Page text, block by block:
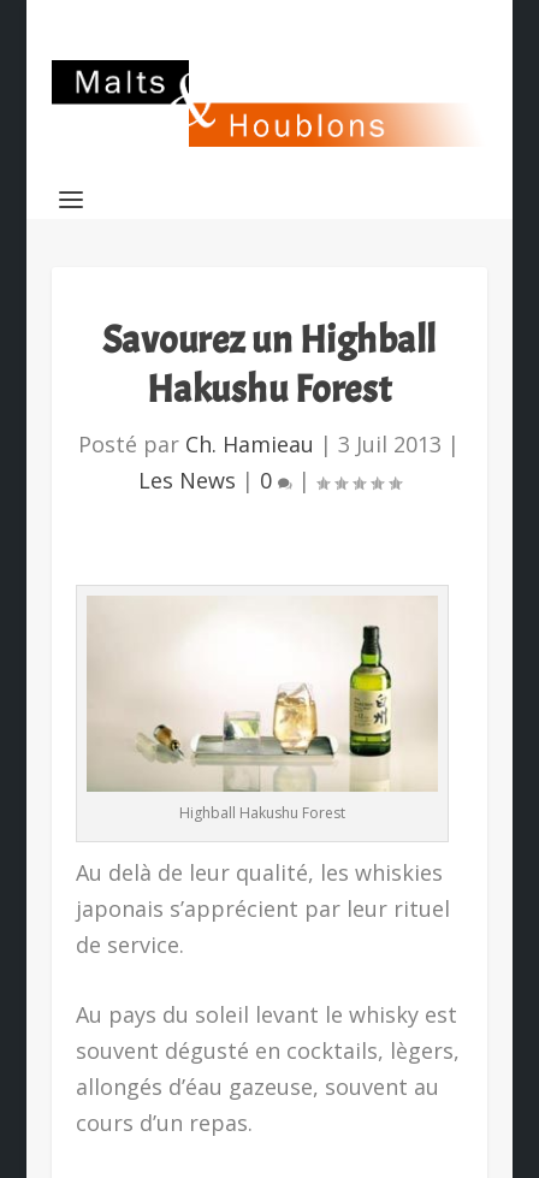
Savourez un Highball
Hakushu Forest
Posté par Ch. Hamieau |3 Juil 2013 |
Les News | 0 |
Highball Hakushu Forest
Au delà de leur qualité, les whiskies
japonais s’apprécient par leur rituel
de service.
Au pays du soleil levant le whisky est
souvent dégusté en cocktails, lègers,
allongés d’éau gazeuse, souvent au
cours d’un repas.